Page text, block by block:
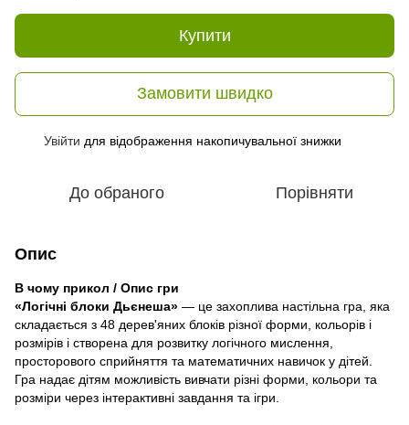
Купити
Замовити швидко
Увійти для відображення накопичувальної знижки
До обраного Порівняти
Опис
В чому прикол / Опис гри
«Логічні блоки Дьєнеша» — це захоплива настільна гра, яка
складається з 48 дерев'яних блоків різної форми, кольорів і
розмірів і створена для розвитку логічного мислення,
просторового сприйняття та математичних навичок у дітей.
Гра надає дітям можливість вивчати різні форми, кольори та
розміри через інтерактивні завдання та ігри.